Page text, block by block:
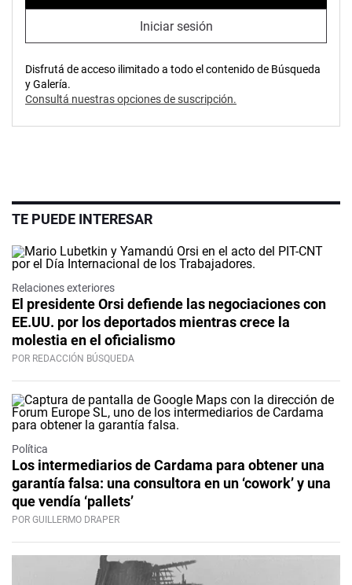
Iniciar sesión
Disfrutá de acceso ilimitado a todo el contenido de Búsqueda
y Galería.
Consultá nuestras opciones de suscripción.
TE PUEDE INTERESAR
Relaciones exteriores
El presidente Orsi defiende las negociaciones con
EE.UU. por los deportados mientras crece la
molestia en el oficialismo
POR REDACCIÓN BÚSQUEDA
Política
Los intermediarios de Cardama para obtener una
garantía falsa: una consultora en un ‘cowork’ y una
que vendía ‘pallets’
POR GUILLERMO DRAPER